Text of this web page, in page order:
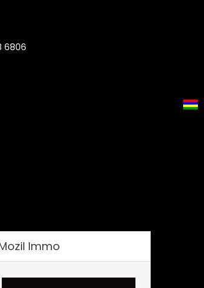
6806
Immo